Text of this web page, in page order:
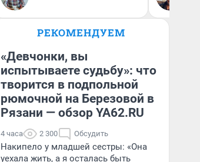
РЕКОМЕНДУЕМ
«Девчонки, вы
испытываете судьбу»: что
творится в подпольной
рюмочной на Березовой в
Рязани — обзор YA62.RU
4 часа 2 300 Обсудить
Накипело у младшей сестры: «Она
уехала жить, а я осталась быть